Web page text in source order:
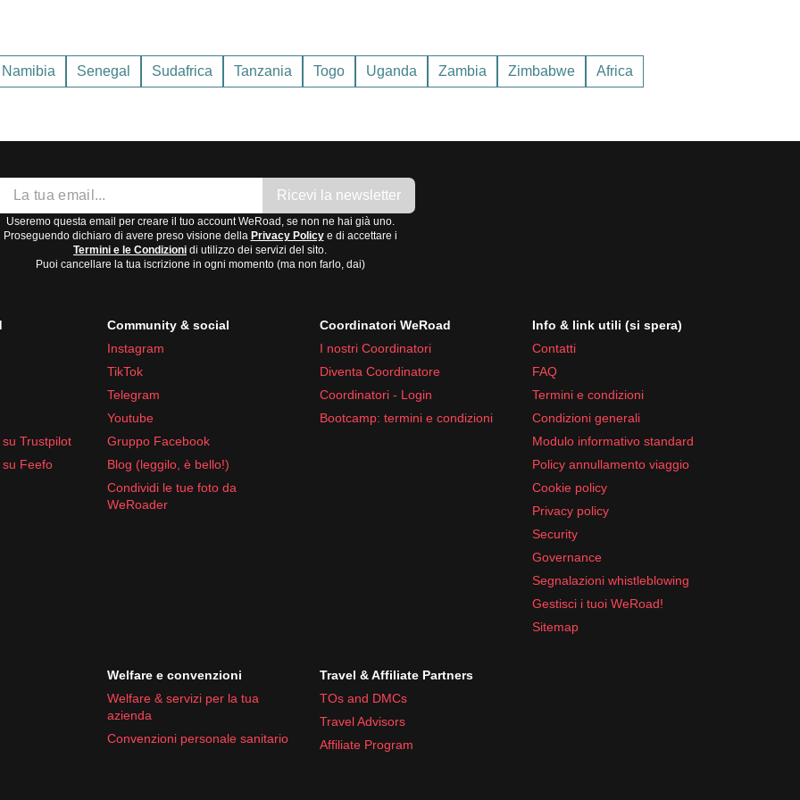
in Mozambico in tuttacomoditàe
delle piogge da dicembre a marzo. Temperature medie tra 25°C e 30°C.
tra 15°C e 25°C.
Namibia Senegal Sudafrica Tanzania Togo Uganda Zambia Zimbabwe Africa
Ricevi la newsletter
Useremo questa email per creare il tuo account WeRoad, se non ne hai già uno.
Proseguendo dichiaro di avere preso visione della Privacy Policye di accettare i
Termini e le Condizioni di utilizzo dei servizi del sito.
Puoi cancellare la tua iscrizione in ogni momento (ma non farlo, dai)
Trustpilot
Feefo
Community & social
Instagram
TikTok
Telegram
Youtube
Gruppo Facebook
Blog (leggilo, è bello!)
Condividi le tue foto da
WeRoader
Coordinatori WeRoad
I nostri Coordinatori
Diventa Coordinatore
Coordinatori - Login
Bootcamp: termini e condizioni
Info & link utili (si spera)
Contatti
FAQ
Termini e condizioni
Condizioni generali
Modulo informativo standard
Policy annullamento viaggio
Cookie policy
Privacy policy
Security
Governance
Segnalazioni whistleblowing
Gestisci i tuoi WeRoad!
Sitemap
Welfare e convenzioni
Welfare & servizi per la tua
azienda
Convenzioni personale sanitario
Travel & Affiliate Partners
TOs and DMCs
Travel Advisors
Affiliate Program